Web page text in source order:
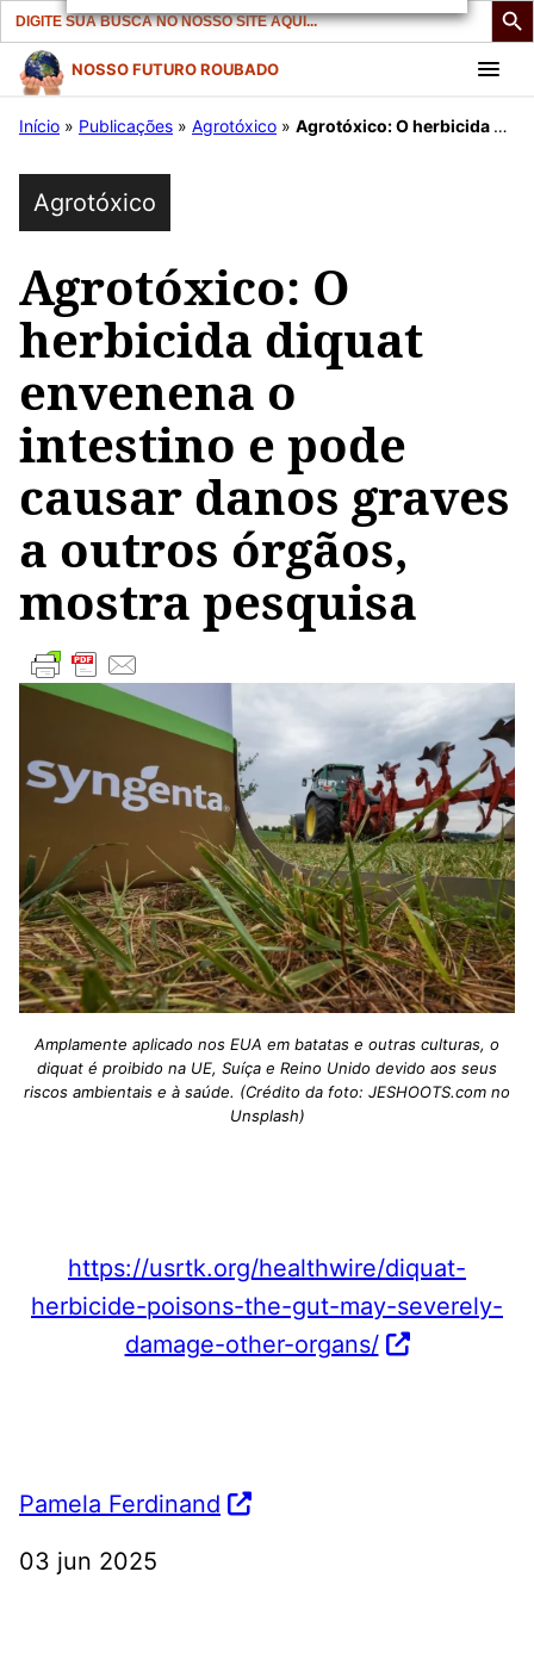
Search
for:
Pular
para
conteúdo
NOSSO FUTURO ROUBADO
Início » Publicações » Agrotóxico » Agrotóxico: O herbicida diquat envenena o intestino e pode causar danos graves a outros órgãos, mostra pesquisa
Agrotóxico
Agrotóxico: O
herbicida diquat
envenena o
intestino e pode
causar danos graves
a outros órgãos,
mostra pesquisa
Amplamente aplicado nos EUA em batatas e outras culturas, o
diquat é proibido na UE, Suíça e Reino Unido devido aos seus
riscos ambientais e à saúde. (Crédito da foto: JESHOOTS.com no
Unsplash)
https://usrtk.org/healthwire/diquat-
herbicide-poisons-the-gut-may-severely-
damage-other-organs/
Pamela Ferdinand
03 jun 2025